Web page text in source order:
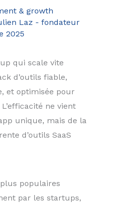
& growth
Laz - fondateur
2025
qui scale vite
d’outils fiable,
et optimisée pour
ne vient
unique, mais de la
d’outils SaaS
populaires
par les startups,